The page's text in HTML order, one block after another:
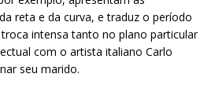
reta e da curva, e traduz o período
intensa tanto no plano particular
com o artista italiano Carlo
seu marido.